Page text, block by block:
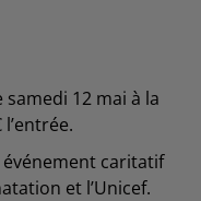
12 mai à la
événement caritatif
et l’Unicef.